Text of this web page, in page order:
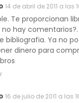
14 de abril de 2011 a las
Te proporcionan
no hay
bibliografia. Ya no
dinero para
16 de julio de 2011 a las